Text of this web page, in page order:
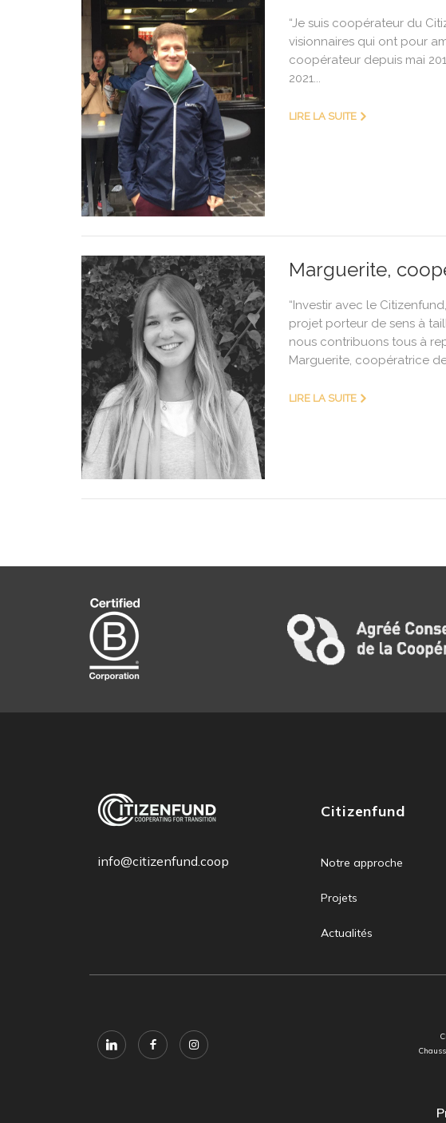
“Je suis coopérateur du
visionnaires qui ont pour
coopérateur depuis mai
2021...
LIRE LA SUITE
Marguerite,
“Investir avec le
projet porteur de sens à
nous contribuons tous à
Marguerite, coopératrice
LIRE LA SUITE
info@citizenfund.coop
Citizenfund
Notre approche
Projets
Actualités